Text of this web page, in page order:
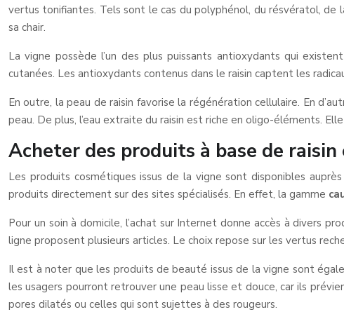
vertus tonifiantes. Tels sont le cas du polyphénol, du résvératol, de
sa chair.
La vigne possède l’un des plus puissants antioxydants qui
cutanées. Les antioxydants contenus dans le raisin captent les
En outre, la peau de raisin favorise la régénération cellulaire. En
peau. De plus, l’eau extraite du raisin est riche en oligo-éléments.
Acheter des produits à base de raisin
Les produits cosmétiques issus de la vigne sont disponibles
produits directement sur des sites spécialisés. En effet, la gamme
Pour un soin à domicile, l’achat sur Internet donne accès à divers
ligne proposent plusieurs articles. Le choix repose sur les vertus
Il est à noter que les produits de beauté issus de la vigne sont
les usagers pourront retrouver une peau lisse et douce, car ils
pores dilatés ou celles qui sont sujettes à des rougeurs.